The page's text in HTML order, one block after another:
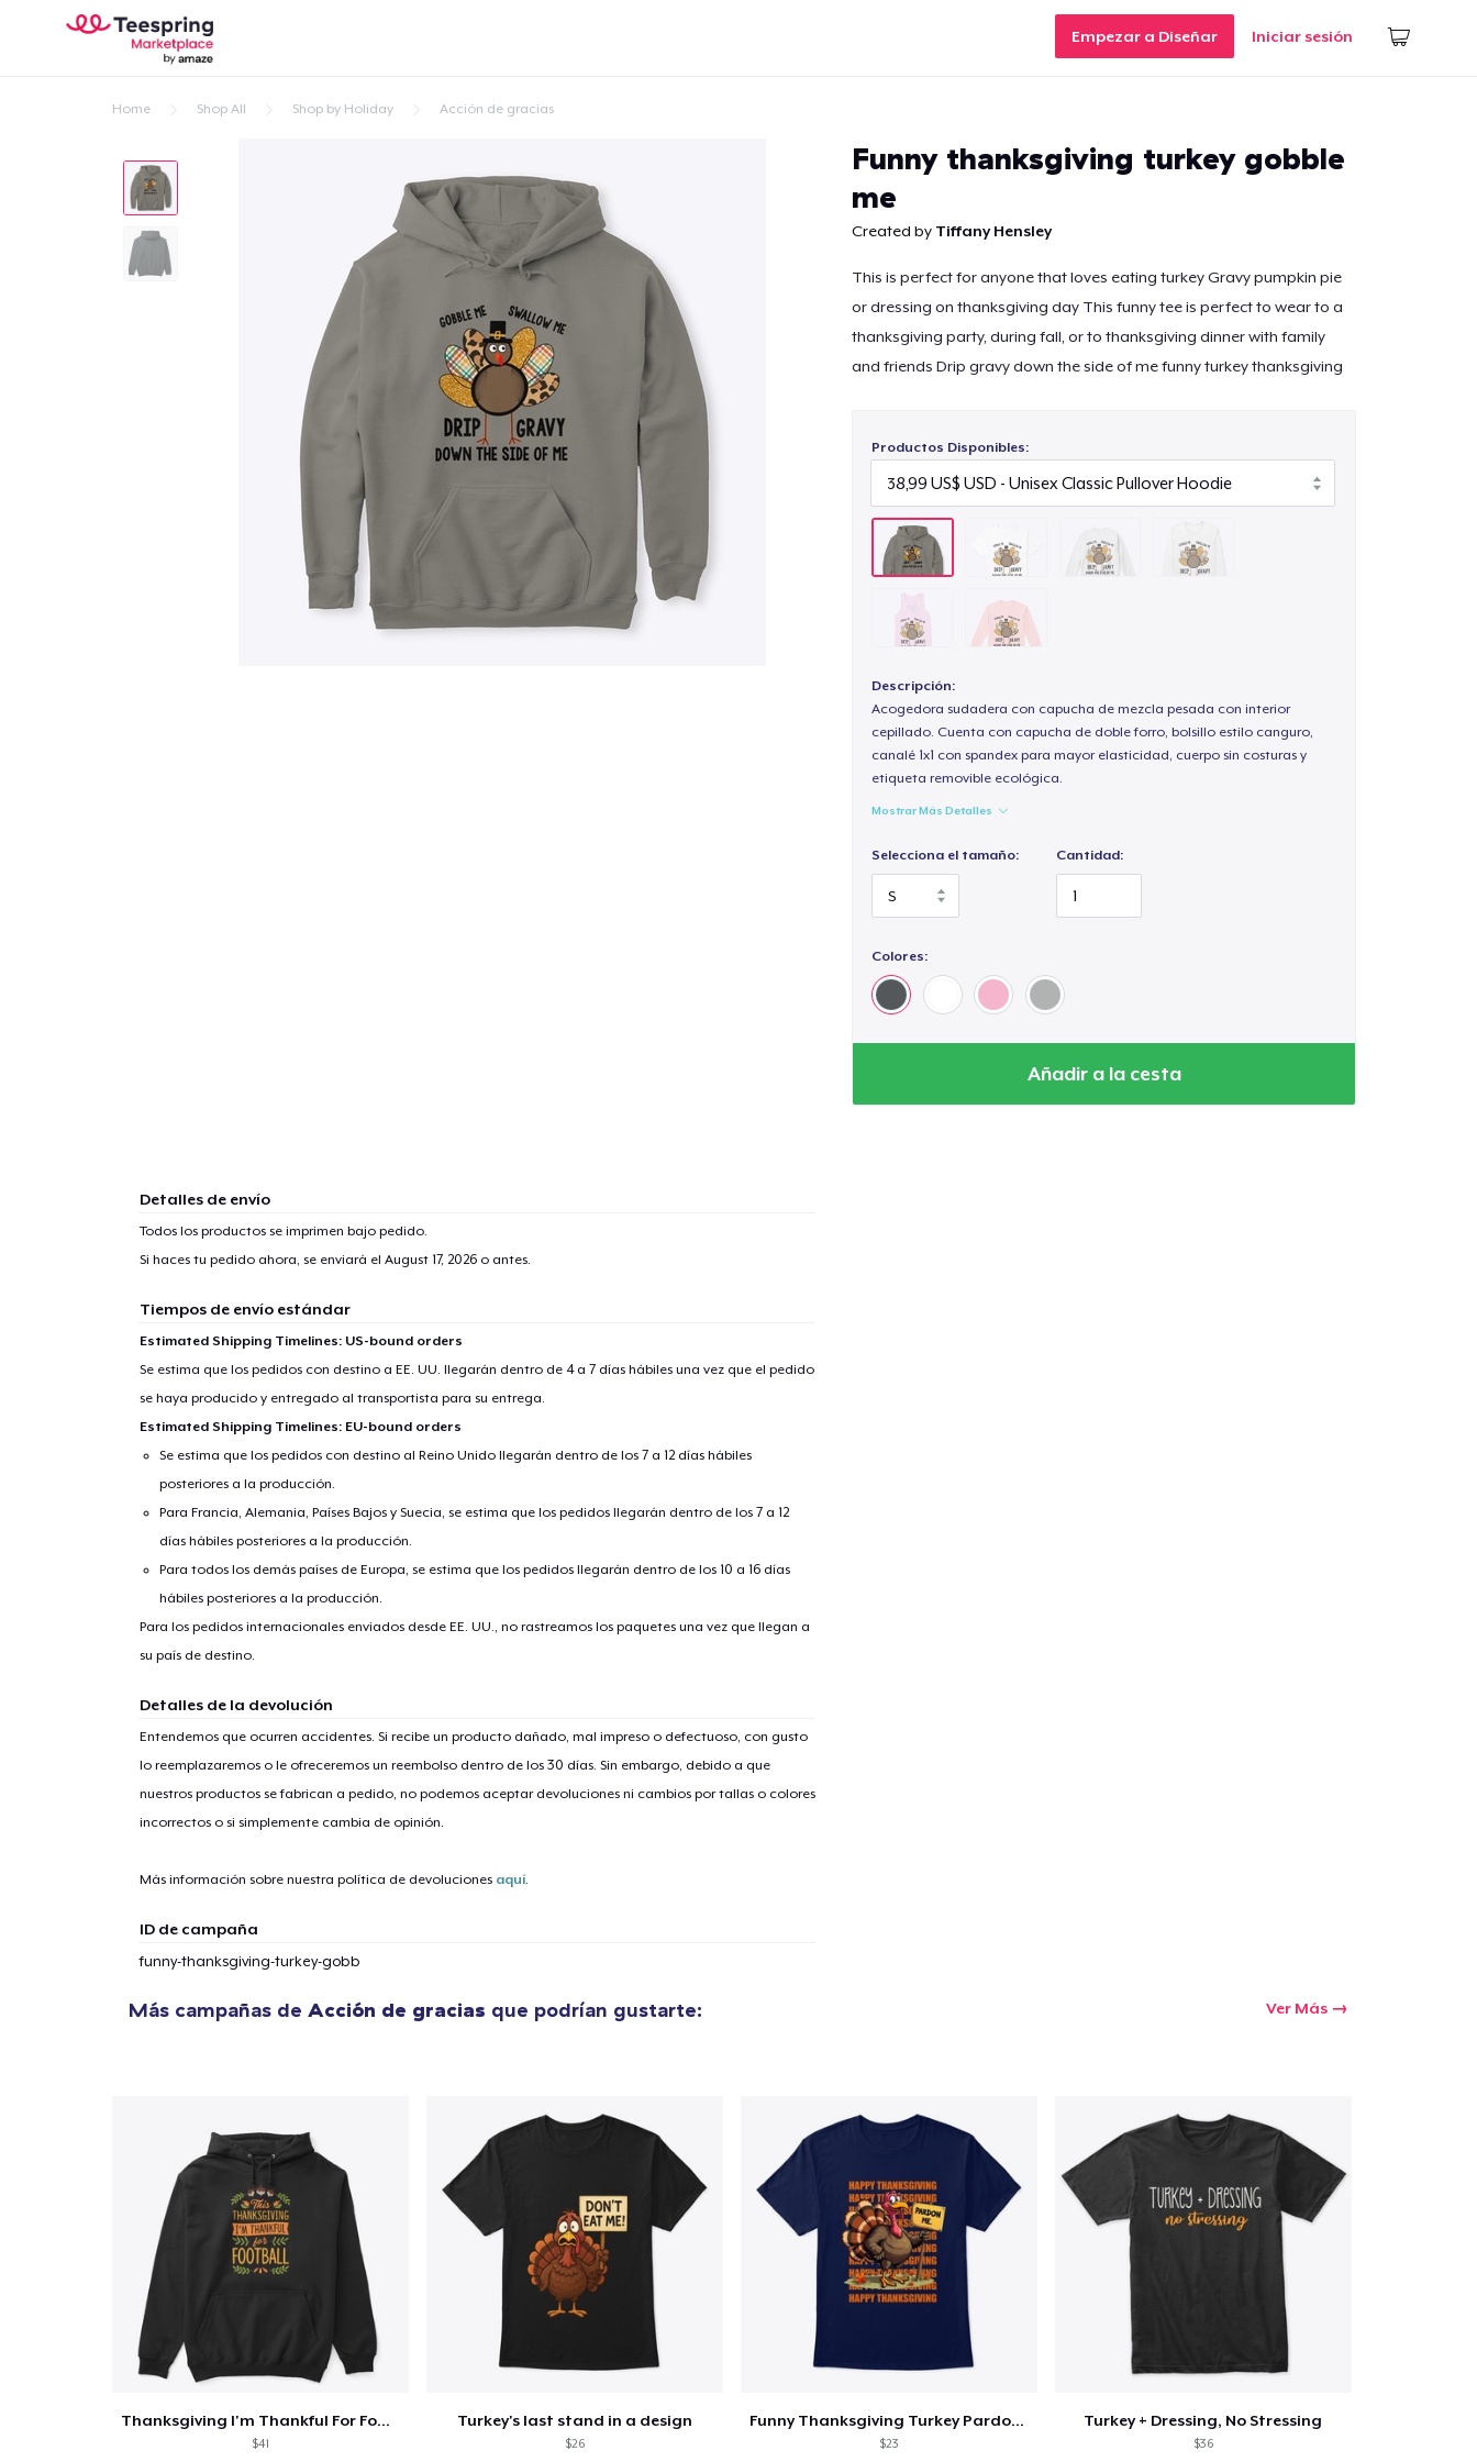
Empezar a Diseñar Iniciar sesión
Home Shop All Shop by Holiday Acción de gracias
Funny thanksgiving turkey gobble
me
Created by Tiffany Hensley
This is perfect for anyone that loves eating turkey Gravy pumpkin pie
or dressing on thanksgiving day This funny tee is perfect to wear to a
thanksgiving party, during fall, or to thanksgiving dinner with family
and friends Drip gravy down the side of me funny turkey thanksgiving
Productos Disponibles:
Descripción:
Acogedora sudadera con capucha de mezcla pesada con interior
cepillado. Cuenta con capucha de doble forro, bolsillo estilo canguro,
canalé 1x1 con spandex para mayor elasticidad, cuerpo sin costuras y
etiqueta removible ecológica.
Mostrar Más Detalles
Selecciona el tamaño: Cantidad:
Colores:
Añadir a la cesta
Detalles de envío
Todos los productos se imprimen bajo pedido.
Si haces tu pedido ahora, se enviará el August 17, 2026o antes.
Tiempos de envío estándar
Estimated Shipping Timelines: US-bound orders
Se estima que los pedidos con destino a EE. UU. llegarán dentro de 4 a 7 días hábiles una vez que el pedido
se haya producido y entregado al transportista para su entrega.
Estimated Shipping Timelines: EU-bound orders
Se estima que los pedidos con destino al Reino Unido llegarán dentro de los 7 a 12 días hábiles
posteriores a la producción.
Para Francia, Alemania, Países Bajos y Suecia, se estima que los pedidos llegarán dentro de los 7 a 12
días hábiles posteriores a la producción.
Para todos los demás países de Europa, se estima que los pedidos llegarán dentro de los 10 a 16 días
hábiles posteriores a la producción.
Para los pedidos internacionales enviados desde EE. UU., no rastreamos los paquetes una vez que llegan a
su país de destino.
Detalles de la devolución
Entendemos que ocurren accidentes. Si recibe un producto dañado, mal impreso o defectuoso, con gusto
lo reemplazaremos o le ofreceremos un reembolso dentro de los 30 días. Sin embargo, debido a que
nuestros productos se fabrican a pedido, no podemos aceptar devoluciones ni cambios por tallas o colores
incorrectos o si simplemente cambia de opinión.
Más información sobre nuestra política de devoluciones aquí.
ID de campaña
funny-thanksgiving-turkey-gobb
Más campañas de Acción de gracias que podrían gustarte: Ver Más
Thanksgiving I'm Thankful For Football
$41
Turkey's last stand in a design
$26
Funny Thanksgiving Turkey Pardon Tee
$23
Turkey + Dressing, No Stressing
$36
1artículo añadido al
Finalizar y pagar pedido
26,99 US$